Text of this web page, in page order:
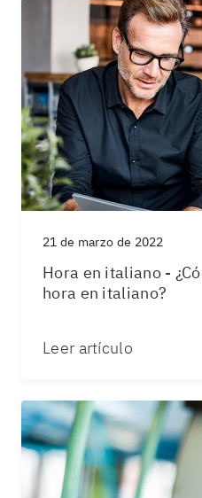
21 de marzo de 2022
Hora en italiano -
hora en italiano?
Leer artículo